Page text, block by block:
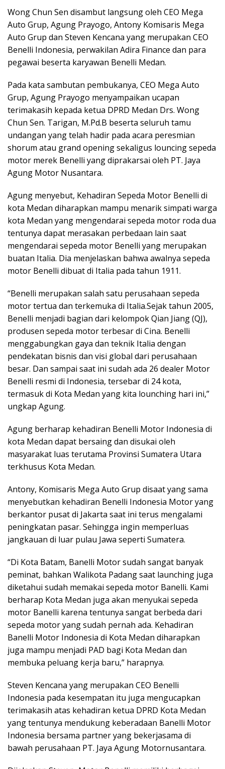
Wong Chun Sen disambut langsung oleh CEO Mega
Auto Grup, Agung Prayogo, Antony Komisaris Mega
Auto Grup dan Steven Kencana yang merupakan CEO
Benelli Indonesia, perwakilan Adira Finance dan para
pegawai beserta karyawan Benelli Medan.
Pada kata sambutan pembukanya, CEO Mega Auto
Grup, Agung Prayogo menyampaikan ucapan
terimakasih kepada ketua DPRD Medan Drs. Wong
Chun Sen. Tarigan, M.Pd.B beserta seluruh tamu
undangan yang telah hadir pada acara peresmian
shorum atau grand opening sekaligus louncing sepeda
motor merek Benelli yang diprakarsai oleh PT. Jaya
Agung Motor Nusantara.
Agung menyebut, Kehadiran Sepeda Motor Benelli di
kota Medan diharapkan mampu menarik simpati warga
kota Medan yang mengendarai sepeda motor roda dua
tentunya dapat merasakan perbedaan lain saat
mengendarai sepeda motor Benelli yang merupakan
buatan Italia. Dia menjelaskan bahwa awalnya sepeda
motor Benelli dibuat di Italia pada tahun 1911.
“Benelli merupakan salah satu perusahaan sepeda
motor tertua dan terkemuka di Italia.Sejak tahun 2005,
Benelli menjadi bagian dari kelompok Qian Jiang (QJ),
produsen sepeda motor terbesar di Cina. Benelli
menggabungkan gaya dan teknik Italia dengan
pendekatan bisnis dan visi global dari perusahaan
besar. Dan sampai saat ini sudah ada 26 dealer Motor
Benelli resmi di Indonesia, tersebar di 24 kota,
termasuk di Kota Medan yang kita lounching hari ini,”
ungkap Agung.
Agung berharap kehadiran Benelli Motor Indonesia di
kota Medan dapat bersaing dan disukai oleh
masyarakat luas terutama Provinsi Sumatera Utara
terkhusus Kota Medan.
Antony, Komisaris Mega Auto Grup disaat yang sama
menyebutkan kehadiran Benelli Indonesia Motor yang
berkantor pusat di Jakarta saat ini terus mengalami
peningkatan pasar. Sehingga ingin memperluas
jangkauan di luar pulau Jawa seperti Sumatera.
“Di Kota Batam, Banelli Motor sudah sangat banyak
peminat, bahkan Walikota Padang saat launching juga
diketahui sudah memakai sepeda motor Banelli. Kami
berharap Kota Medan juga akan menyukai sepeda
motor Banelli karena tentunya sangat berbeda dari
sepeda motor yang sudah pernah ada. Kehadiran
Banelli Motor Indonesia di Kota Medan diharapkan
juga mampu menjadi PAD bagi Kota Medan dan
membuka peluang kerja baru,” harapnya.
Steven Kencana yang merupakan CEO Benelli
Indonesia pada kesempatan itu juga mengucapkan
terimakasih atas kehadiran ketua DPRD Kota Medan
yang tentunya mendukung keberadaan Banelli Motor
Indonesia bersama partner yang bekerjasama di
bawah perusahaan PT. Jaya Agung Motornusantara.